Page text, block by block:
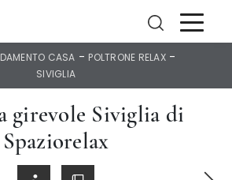
CASA - POLTRONE RELAX -
SIVIGLIA
girevole Siviglia di
Spaziorelax